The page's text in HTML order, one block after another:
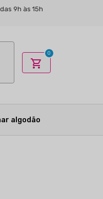
9h às 15h
shopping_cart
0
algodão